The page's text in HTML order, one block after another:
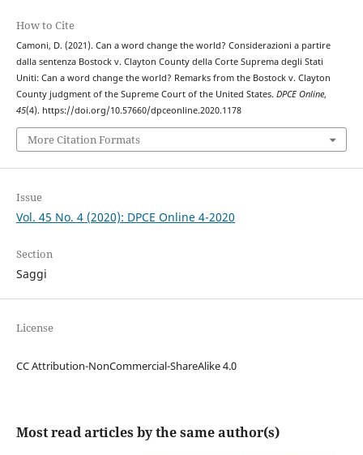
How to Cite
Camoni, D. (2021). Can a word change the world? Considerazioni a partire
dalla sentenza Bostock v. Clayton County della Corte Suprema degli Stati
Uniti: Can a word change the world? Remarks from the Bostock v. Clayton
County judgment of the Supreme Court of the United States. DPCE Online,
45(4). https://doi.org/10.57660/dpceonline.2020.1178
More Citation Formats
Issue
Vol. 45 No. 4 (2020): DPCE Online 4-2020
Section
Saggi
License
CC Attribution-NonCommercial-ShareAlike 4.0
Most read articles by the same author(s)